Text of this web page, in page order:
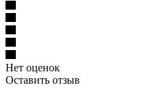
Нет оценок
Оставить отзыв